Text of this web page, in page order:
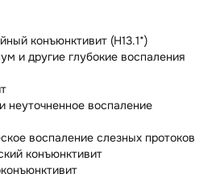
конъюнктивит (H13.1*)
и другие глубокие воспаления
неуточненное воспаление
воспаление слезных протоков
конъюнктивит